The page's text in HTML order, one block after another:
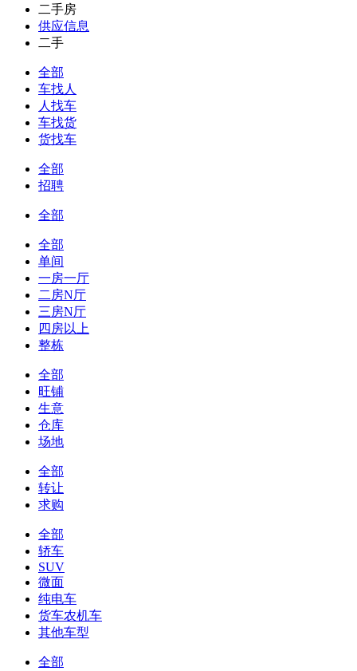
二手房
供应信息
二手
全部
车找人
人找车
车找货
货找车
全部
招聘
全部
全部
单间
一房一厅
二房N厅
三房N厅
四房以上
整栋
全部
旺铺
生意
仓库
场地
全部
转让
求购
全部
轿车
SUV
微面
纯电车
货车农机车
其他车型
全部